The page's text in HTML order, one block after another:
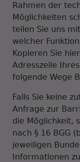
Rahmen der
Möglichkeiten
teilen Sie uns
welcher
Kopieren Sie
Adresszeile
folgende Wege
Falls Sie keine
Anfrage zur
die Möglichkeit,
nach § 16 BGG
jeweiligen
Informationen